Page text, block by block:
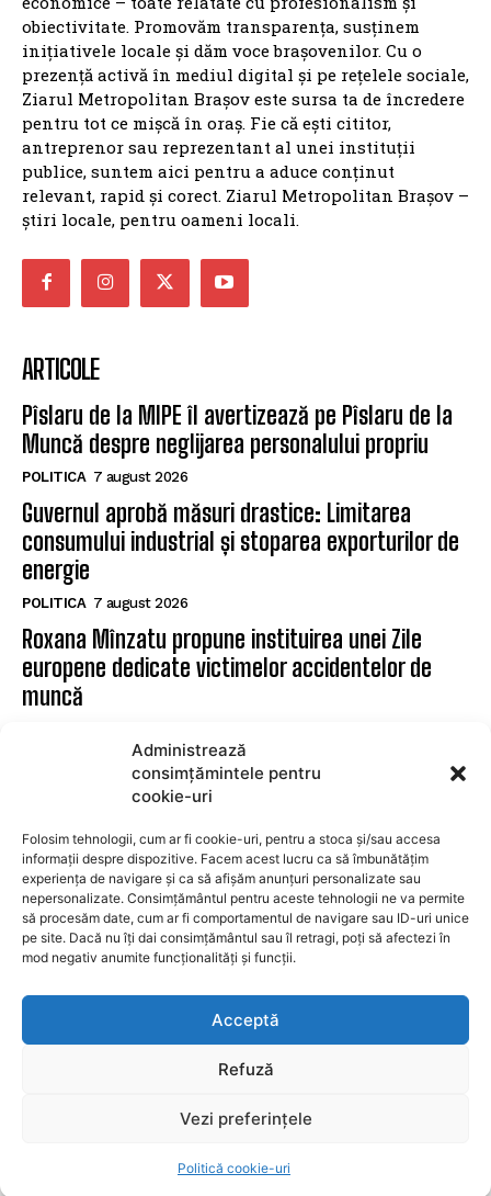
Administrează
consimțămintele pentru
cookie-uri
Folosim tehnologii, cum ar fi cookie-uri, pentru a stoca și/sau accesa
informații despre dispozitive. Facem acest lucru ca să îmbunătățim
experiența de navigare și ca să afișăm anunțuri personalizate sau
nepersonalizate. Consimțământul pentru aceste tehnologii ne va permite
să procesăm date, cum ar fi comportamentul de navigare sau ID-uri unice
pe site. Dacă nu îți dai consimțământul sau îl retragi, poți să afectezi în
mod negativ anumite funcționalități și funcții.
Acceptă
Refuză
Vezi preferințele
Politică cookie-uri
obiectivitate. Promovăm transparența, susținem
inițiativele locale și dăm voce brașovenilor. Cu o
prezență activă în mediul digital și pe rețelele sociale,
Ziarul Metropolitan Brașov este sursa ta de încredere
pentru tot ce mișcă în oraș. Fie că ești cititor,
antreprenor sau reprezentant al unei instituții
publice, suntem aici pentru a aduce conținut
relevant, rapid și corect. Ziarul Metropolitan Brașov –
știri locale, pentru oameni locali.
ARTICOLE
Pîslaru de la MIPE îl avertizează pe Pîslaru de la
Muncă despre neglijarea personalului propriu
POLITICA 7 august 2026
Guvernul aprobă măsuri drastice: Limitarea
consumului industrial și stoparea exporturilor de
energie
POLITICA 7 august 2026
Roxana Mînzatu propune instituirea unei Zile
europene dedicate victimelor accidentelor de
muncă
Pîslaru de la MIPE îl avertizează pe Pîslaru de la
Muncă despre neglijarea personalului propriu
POLITICA 7 august 2026
Guvernul aprobă măsuri drastice: Limitarea
consumului industrial și stoparea exporturilor de
energie
Roxana Mînzatu propune instituirea unei Zile